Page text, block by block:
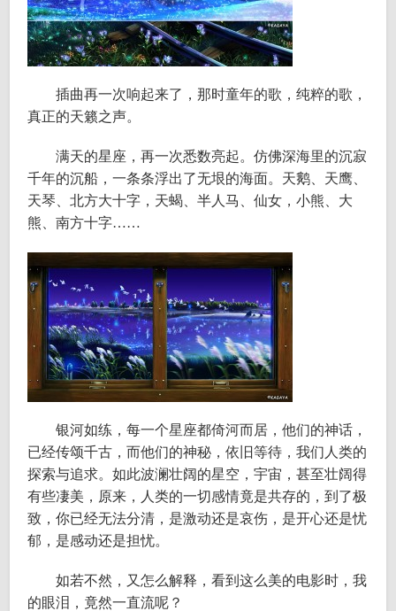
插曲再一次响起来了，那时童年的歌，纯粹的歌，
真正的天籁之声。
满天的星座，再一次悉数亮起。仿佛深海里的沉寂
千年的沉船，一条条浮出了无垠的海面。天鹅、天鹰、
天琴、北方大十字，天蝎、半人马、仙女，小熊、大
熊、南方十字……
银河如练，每一个星座都倚河而居，他们的神话，
已经传颂千古，而他们的神秘，依旧等待，我们人类的
探索与追求。如此波澜壮阔的星空，宇宙，甚至壮阔得
有些凄美，原来，人类的一切感情竟是共存的，到了极
致，你已经无法分清，是激动还是哀伤，是开心还是忧
郁，是感动还是担忧。
如若不然，又怎么解释，看到这么美的电影时，我
的眼泪，竟然一直流呢？